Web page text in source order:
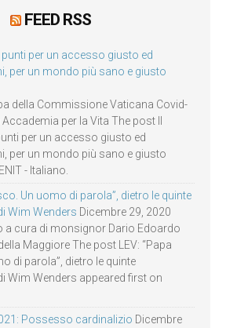
FEED RSS
punti per un accesso giusto ed
per un mondo più sano e giusto
della Commissione Vaticana Covid-
per la Vita The post Il
per un accesso giusto ed
per un mondo più sano e giusto
- Italiano.
Un uomo di parola”, dietro le quinte
Wim Wenders Dicembre 29, 2020
cura di monsignor Dario Edoardo
Maggiore The post LEV: “Papa
di parola”, dietro le quinte
Wim Wenders appeared first on
Possesso cardinalizio Dicembre